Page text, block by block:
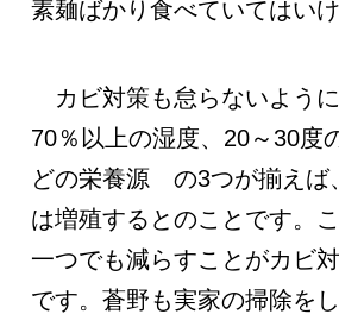
素麺ばかり食べていてはいけ
カビ対策も怠らないように
70％以上の湿度、20～30度
どの栄養源 の3つが揃えば
は増殖するとのことです。
一つでも減らすことがカビ
です。蒼野も実家の掃除を